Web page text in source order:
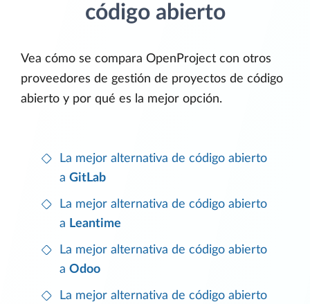
código abierto
Vea cómo se compara OpenProject con otros
proveedores de gestión de proyectos de código
abierto y por qué es la mejor opción.
La mejor alternativa de código abierto
a GitLab
La mejor alternativa de código abierto
a Leantime
La mejor alternativa de código abierto
a Odoo
La mejor alternativa de código abierto